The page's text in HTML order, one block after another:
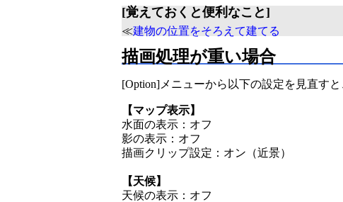
[覚えておくと便利なこと]
≪建物の位置をそろえて建てる
描画処理が重い場合
[Option]メニューから以下の設定を見直す
【マップ表示】
水面の表示：オフ
影の表示：オフ
描画クリップ設定：オン（近景）
【天候】
天候の表示：オフ